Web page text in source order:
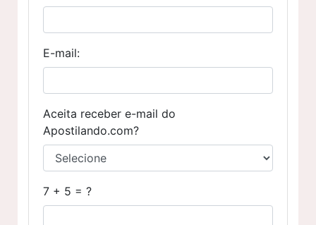
E-mail:
Aceita receber e-mail do
Apostilando.com?
7 + 5 = ?